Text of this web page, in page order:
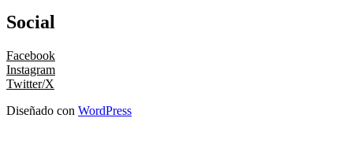
Social
Facebook
Instagram
Twitter/X
Diseñado con WordPress